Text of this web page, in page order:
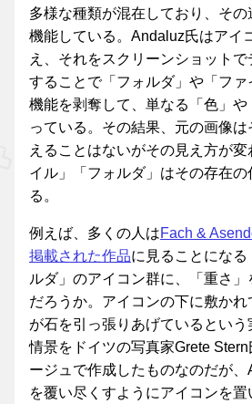
多様な種類が混在しており、そ
機能している。Andaluz氏はアイ
え、それをスクリーンショット
することで「フォルダ」や「フ
機能を剥奪して、単なる「色」
っている。その結果、元の画像
えることはないがその見え方が
イル」「フォルダ」はその存在
る。
例えば、多くの人はFach &
掲載された作品に見ることにな
ルダ」のアイコン群に、「重さ
だろうか。アイコンの下に敷か
が石を引っ張りあげているとい
情景をドイツの写真家Grete
ージュで作成したものなのだが
を覆い尽くすようにアイコンを